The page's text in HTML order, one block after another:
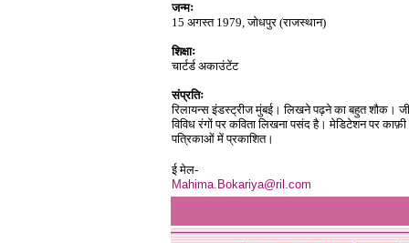
जन्मः
15 अगस्त 1979, जोधपुर (राजस्थान)
शिक्षाः
चार्टर्ड अकाउंटेंट
संप्रतिः
रिलायन्स इंडस्ट्रीज मुंबई। लिखने पढ़ने का बहुत शौक।
विविध रंगों पर कविता लिखना पसंद है। मेडिटेशन पर
पत्रिकाओं में प्रकाशित।
ई मेल-
Mahima.Bokariya@ril.com